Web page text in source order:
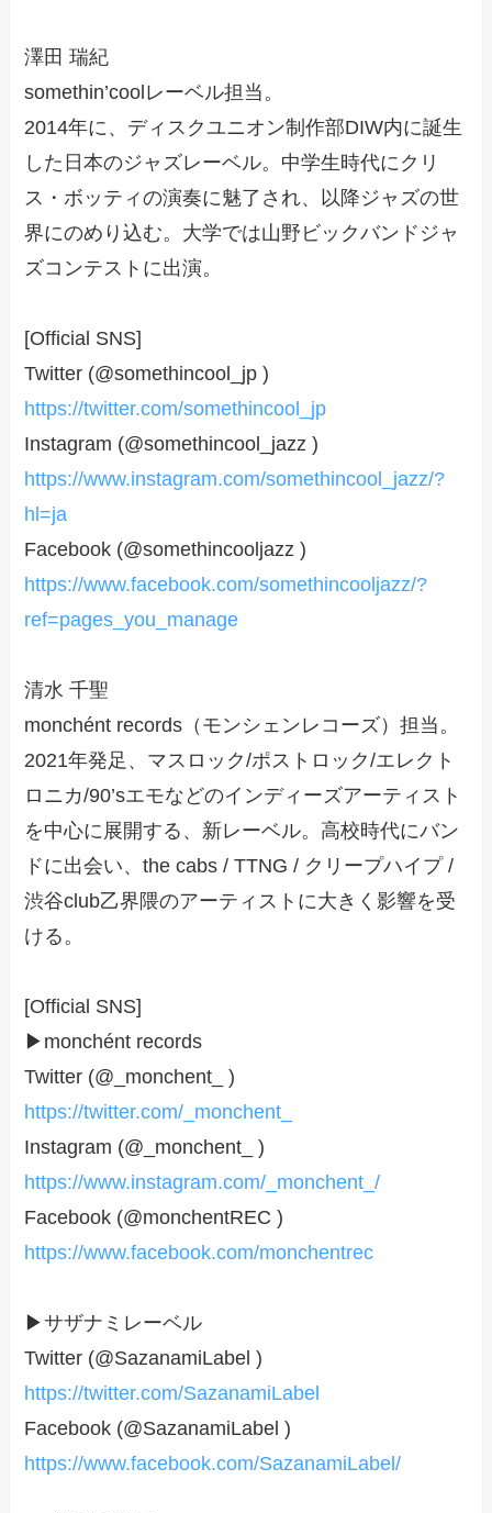
澤田 瑞紀
somethin’coolレーベル担当。
2014年に、ディスクユニオン制作部DIW内に誕生
した日本のジャズレーベル。中学生時代にクリ
ス・ボッティの演奏に魅了され、以降ジャズの世
界にのめり込む。大学では山野ビックバンドジャ
ズコンテストに出演。
[Official SNS]
Twitter (@somethincool_jp )
https://twitter.com/somethincool_jp
Instagram (@somethincool_jazz )
https://www.instagram.com/somethincool_jazz/?
hl=ja
Facebook (@somethincooljazz )
https://www.facebook.com/somethincooljazz/?
ref=pages_you_manage
清水 千聖
monchént records（モンシェンレコーズ）担当。
2021年発足、マスロック/ポストロック/エレクト
ロニカ/90’sエモなどのインディーズアーティスト
を中心に展開する、新レーベル。高校時代にバン
ドに出会い、the cabs / TTNG / クリープハイプ /
渋谷club乙界隈のアーティストに大きく影響を受
ける。
[Official SNS]
▶monchént records
Twitter (@_monchent_ )
https://twitter.com/_monchent_
Instagram (@_monchent_ )
https://www.instagram.com/_monchent_/
Facebook (@monchentREC )
https://www.facebook.com/monchentrec
▶サザナミレーベル
Twitter (@SazanamiLabel )
https://twitter.com/SazanamiLabel
Facebook (@SazanamiLabel )
https://www.facebook.com/SazanamiLabel/